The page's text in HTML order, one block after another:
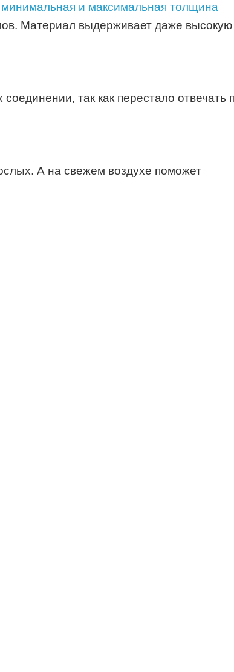
и максимальная толщина
Материал выдерживает даже высокую
так как перестало отвечать
А на свежем воздухе поможет